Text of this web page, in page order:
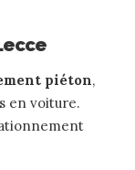
piéton,
en voiture.